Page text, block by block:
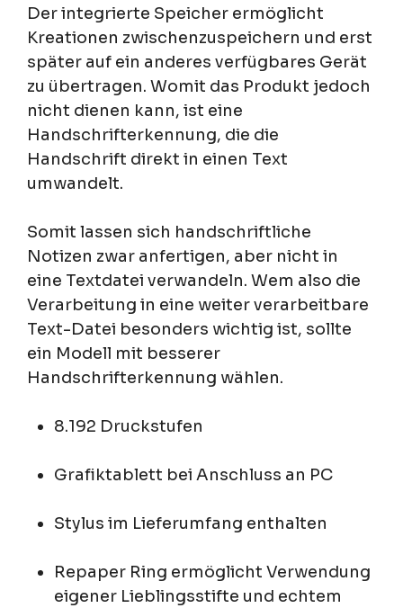
Der integrierte Speicher ermöglicht
Kreationen zwischenzuspeichern und erst
später auf ein anderes verfügbares Gerät
zu übertragen. Womit das Produkt jedoch
nicht dienen kann, ist eine
Handschrifterkennung, die die
Handschrift direkt in einen Text
umwandelt.
Somit lassen sich handschriftliche
Notizen zwar anfertigen, aber nicht in
eine Textdatei verwandeln. Wem also die
Verarbeitung in eine weiter verarbeitbare
Text-Datei besonders wichtig ist, sollte
ein Modell mit besserer
Handschrifterkennung wählen.
8.192 Druckstufen
Grafiktablett bei Anschluss an PC
Stylus im Lieferumfang enthalten
Repaper Ring ermöglicht Verwendung
eigener Lieblingsstifte und echtem